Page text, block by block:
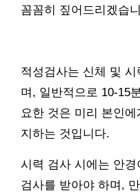
꼼꼼히 짚어드리겠습
적성검사는 신체 및
며, 일반적으로 10-15
요한 것은 미리 본인
지하는 것입니다.
시력 검사 시에는 안
검사를 받아야 하며,